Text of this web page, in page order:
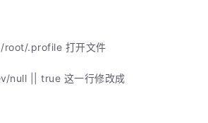
root/.profile 打开文件
null || true 这一行修改成